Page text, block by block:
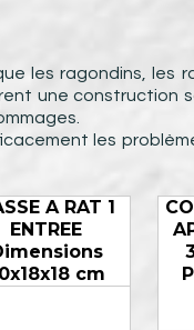
les ragondins, les
une construction
les
A RAT 1
ENTREE
cm